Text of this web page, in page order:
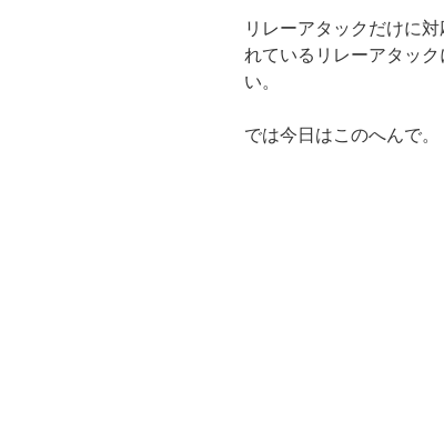
リレーアタックだけに
れているリレーアタッ
い。
では今日はこのへんで。